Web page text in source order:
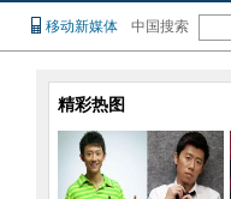
移动新媒体 中国搜索
精彩热图